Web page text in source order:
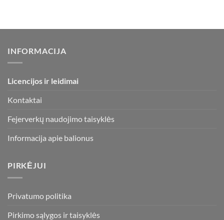
INFORMACIJA
Licencijos ir leidimai
Kontaktai
Fejerverkų naudojimo taisyklės
Informacija apie balionus
PIRKĖJUI
Privatumo politika
Pirkimo sąlygos ir taisyklės